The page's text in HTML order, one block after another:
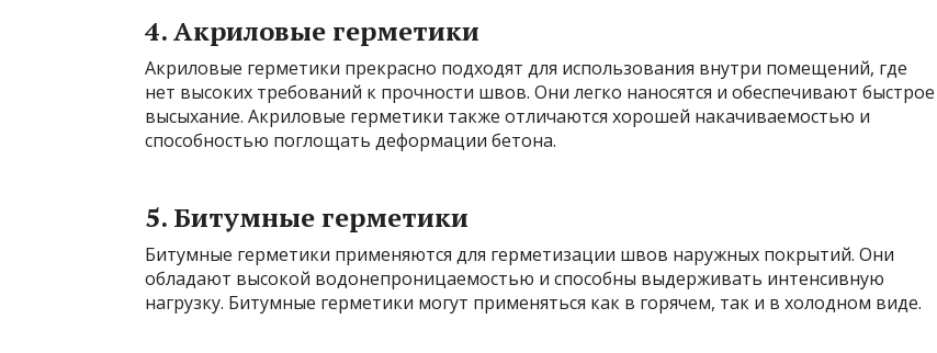
4. Акриловые герметики
Акриловые герметики прекрасно подходят для использования внутри помещений, где
нет высоких требований к прочности швов. Они легко наносятся и обеспечивают быстрое
высыхание. Акриловые герметики также отличаются хорошей накачиваемостью и
способностью поглощать деформации бетона.
5. Битумные герметики
Битумные герметики применяются для герметизации швов наружных покрытий. Они
обладают высокой водонепроницаемостью и способны выдерживать интенсивную
нагрузку. Битумные герметики могут применяться как в горячем, так и в холодном виде.